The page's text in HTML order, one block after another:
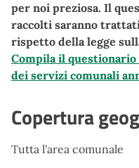
per noi preziosa. Il
raccolti saranno
rispetto della legge
Compila il
dei servizi comunali
Copertura
Tutta l'area comunale